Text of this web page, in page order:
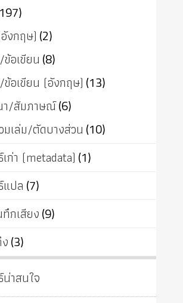
งกฤษ) (2)
อเขียน (8)
อเขียน (อังกฤษ) (13)
/สัมภาษณ์(6)
มเล่ม/ตัดบางส่วน (10)
ก่า (metadata) (1)
ปล (7)
กเสียง(9)
(3)
าสนใจ